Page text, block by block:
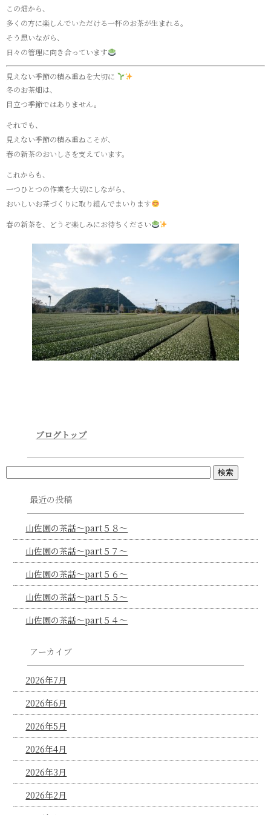
この畑から、
多くの方に楽しんでいただける一杯のお茶が生まれる。
そう思いながら、
日々の管理に向き合っています
見えない季節の積み重ねを大切に
冬のお茶畑は、
目立つ季節ではありません。
それでも、
見えない季節の積み重ねこそが、
春の新茶のおいしさを支えています。
これからも、
一つひとつの作業を大切にしながら、
おいしいお茶づくりに取り組んでまいります
春の新茶を、どうぞ楽しみにお待ちください
ブログトップ
最近の投稿
山佐園の茶話～part５８～
山佐園の茶話～part５７～
山佐園の茶話～part５６～
山佐園の茶話～part５５～
山佐園の茶話～part５４～
アーカイブ
2026年7月
2026年6月
2026年5月
2026年4月
2026年3月
2026年2月